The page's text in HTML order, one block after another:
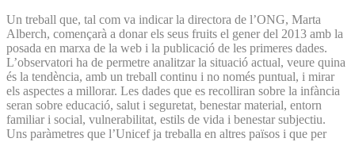
Un treball que, tal com va indicar la directora de l’ONG, Marta
Alberch, començarà a donar els seus fruits el gener del 2013 amb la
posada en marxa de la web i la publicació de les primeres dades.
L’observatori ha de permetre analitzar la situació actual, veure quina
és la tendència, amb un treball continu i no només puntual, i mirar
els aspectes a millorar. Les dades que es recolliran sobre la infància
seran sobre educació, salut i seguretat, benestar material, entorn
familiar i social, vulnerabilitat, estils de vida i benestar subjectiu.
Uns paràmetres que l’Unicef ja treballa en altres països i que per